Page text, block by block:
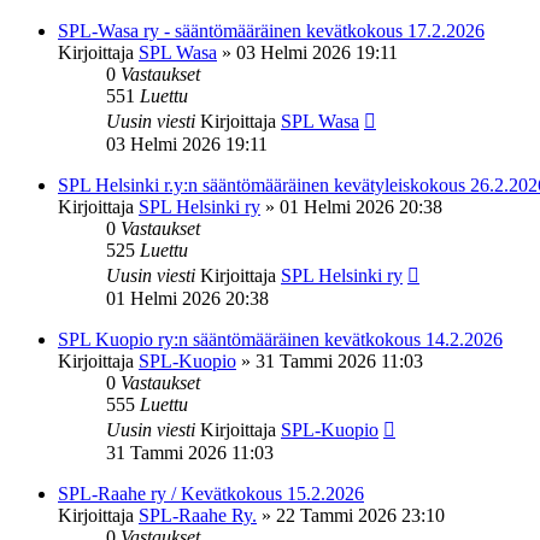
SPL-Wasa ry - sääntömääräinen kevätkokous 17.2.2026
Kirjoittaja SPL Wasa » 03 Helmi 2026 19:11
0 Vastaukset
551 Luettu
Uusin viesti Kirjoittaja SPL Wasa
03 Helmi 2026 19:11
SPL Helsinki r.y:n sääntömääräinen kevätyleiskokous
Kirjoittaja SPL Helsinki ry » 01 Helmi 2026 20:38
0 Vastaukset
525 Luettu
Uusin viesti Kirjoittaja SPL Helsinki ry
01 Helmi 2026 20:38
SPL Kuopio ry:n sääntömääräinen kevätkokous 14.2.2026
Kirjoittaja SPL-Kuopio » 31 Tammi 2026 11:03
0 Vastaukset
555 Luettu
Uusin viesti Kirjoittaja SPL-Kuopio
31 Tammi 2026 11:03
SPL-Raahe ry / Kevätkokous 15.2.2026
Kirjoittaja SPL-Raahe Ry. » 22 Tammi 2026 23:10